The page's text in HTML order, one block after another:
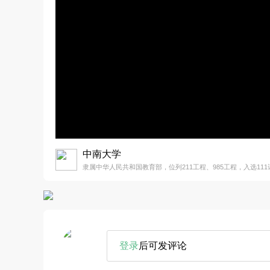
中南大学
隶属中华人民共和国教育部，位列211工程、985工程，入选111
登录后可发评论